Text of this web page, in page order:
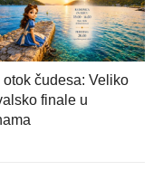
otok čudesa: Veliko
finale u